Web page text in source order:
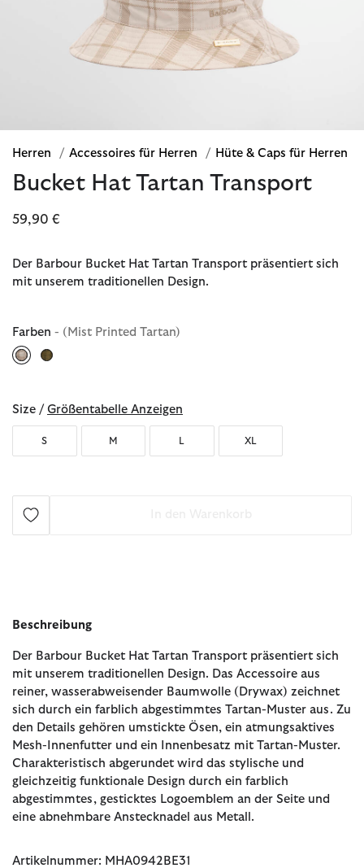
Herren / Accessoires für Herren / Hüte & Caps für Herren
Bucket Hat Tartan Transport
59,90 €
Der Barbour Bucket Hat Tartan Transport präsentiert sich
mit unserem traditionellen Design.
Farben - (Mist Printed Tartan)
Size / Größentabelle Anzeigen
S M L XL
Beschreibung
Der Barbour Bucket Hat Tartan Transport präsentiert sich
mit unserem traditionellen Design. Das Accessoire aus
reiner, wasserabweisender Baumwolle (Drywax) zeichnet
sich durch ein farblich abgestimmtes Tartan-Muster aus. Zu
den Details gehören umstickte Ösen, ein atmungsaktives
Mesh-Innenfutter und ein Innenbesatz mit Tartan-Muster.
Charakteristisch abgerundet wird das stylische und
gleichzeitig funktionale Design durch ein farblich
abgestimmtes, gesticktes Logoemblem an der Seite und
eine abnehmbare Anstecknadel aus Metall.
Artikelnummer: MHA0942BE31